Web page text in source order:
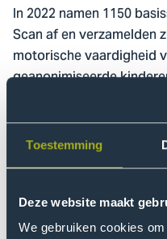
Toestemming
Deze website maakt
We gebruiken cookies
In 2022 namen 1150
Scan af en verzamelden
motorische vaardigheid
geanonimiseerde
heeft gekeken naar de
op de motorische
verband tussen de
en motorische
Verschillende
SES gepaard gaat met: